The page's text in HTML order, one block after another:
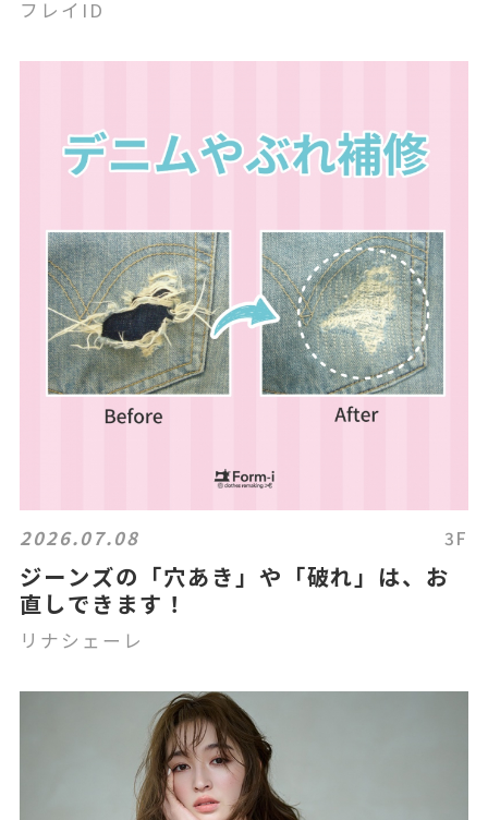
フレイID
2026.07.08 3F
ジーンズの「穴あき」や「破れ」は、お
直しできます！
リナシェーレ